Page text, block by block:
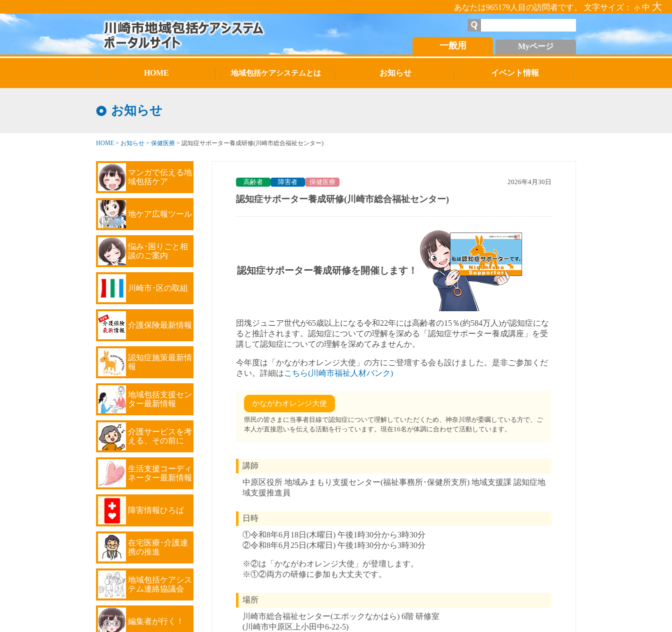
あなたは965179人目の訪問者です。 文字サイズ： 小 中 大
一般用 Myページ
HOME 地域包括ケアシステムとは お知らせ イベント情報
お知らせ
HOME > お知らせ > 保健医療 > 認知症サポーター養成研修(川崎市総合福祉センター)
マンガで伝える地
域包括ケア
地ケア広報ツール
悩み･困りごと相
談のご案内
川崎市･区の取組
介護保険最新情報
認知症施策最新情
報
地域包括支援セン
ター最新情報
介護サービスを考
える、その前に
生活支援コーディ
ネーター最新情報
障害情報ひろば
在宅医療･介護連
携の推進
地域包括ケアシス
テム連絡協議会
編集者が行く！
高齢者 障害者 保健医療 2026年4月30日
認知症サポーター養成研修(川崎市総合福祉センター)
認知症サポーター養成研修を開催します！
団塊ジュニア世代が65歳以上になる令和22年には高齢者の15％(約584万人)が認知症にな
ると推計されます。認知症についての理解を深める「認知症サポーター養成講座」を受
講して認知症についての理解を深めてみませんか。
今年度は「かながわオレンジ大使」の方にご登壇する会も設けました。是非ご参加くだ
さい。詳細はこちら(川崎市福祉人材バンク)
県民の皆さまに当事者目線で認知症について理解していただくため、神奈川県が委嘱している方で、ご
本人が直接思いを伝える活動を行っています。現在16名が体調に合わせて活動しています。
講師
中原区役所 地域みまもり支援センター(福祉事務所･保健所支所) 地域支援課 認知症地
域支援推進員
日時
①令和8年6月18日(木曜日) 午後1時30分から3時30分
②令和8年6月25日(木曜日) 午後1時30分から3時30分
※②は「かながわオレンジ大使」が登壇します。
※①②両方の研修に参加も大丈夫です。
場所
川崎市総合福祉センター(エポックなかはら) 6階 研修室
(川崎市中原区上小田中6-22-5)